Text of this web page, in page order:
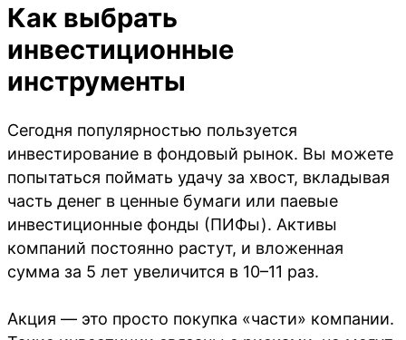
Как выбрать
инвестиционные
инструменты
Сегодня популярностью пользуется
инвестирование в фондовый рынок. Вы можете
попытаться поймать удачу за хвост, вкладывая
часть денег в ценные бумаги или паевые
инвестиционные фонды (ПИФы). Активы
компаний постоянно растут, и вложенная
сумма за 5 лет увеличится в 10–11 раз.
Акция — это просто покупка «части» компании.